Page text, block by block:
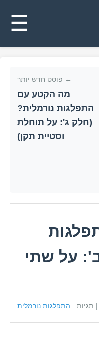
☰
← פוסט חדש יותר
מה הקטע עם
התפלגות נורמלית?
(חלק ג': על תוחלת
וסטיית תקן)
על שתי
| תגיות: התפלגות נורמלית